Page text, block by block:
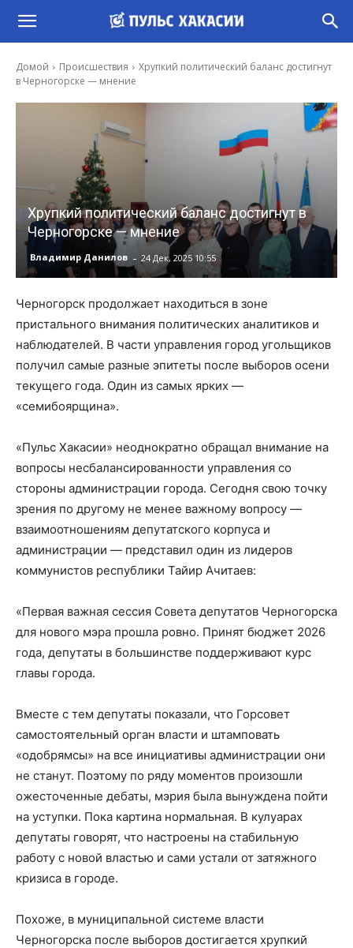
Домой Происшествия
Хрупкий политический баланс достигнут
в Черногорске — мнение
Хрупкий политический баланс достигнут в
Черногорске — мнение
Владимир Данилов - 24 Дек, 2025 10:55
Черногорск продолжает находиться в зоне
пристального внимания политических аналитиков и
наблюдателей. В части управления город угольщиков
получил самые разные эпитеты после выборов осени
текущего года. Один из самых ярких —
«семибоярщина».
«Пульс Хакасии» неоднократно обращал внимание на
вопросы несбалансированности управления со
стороны администрации города. Сегодня свою точку
зрения по другому не менее важному вопросу —
взаимоотношениям депутатского корпуса и
администрации — представил один из лидеров
коммунистов республики Тайир Ачитаев:
«Первая важная сессия Совета депутатов Черногорска
для нового мэра прошла ровно. Принят бюджет 2026
года, депутаты в большинстве поддерживают курс
главы города.
Вместе с тем депутаты показали, что Горсовет
самостоятельный орган власти и штамповать
«одобрямсы» на все инициативы администрации они
не станут. Поэтому по ряду моментов произошли
ожесточенные дебаты, мэрия была вынуждена пойти
на уступки. Пока картина нормальная. В кулуарах
депутаты говорят, что настроены на стабильную
работу с новой властью и сами устали от затяжного
кризиса в городе.
Похоже, в муниципальной системе власти
Черногорска после выборов достигается хрупкий